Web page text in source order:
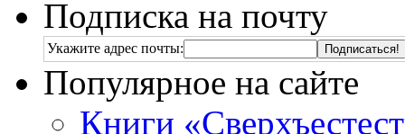
Подписка на почту
Укажите адрес почты:
Популярное на сайте
Книги